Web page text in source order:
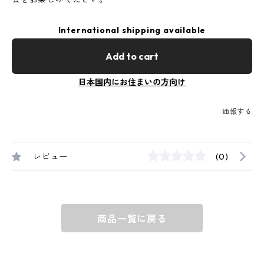
International shipping available
Add to cart
日本国内にお住まいの方向け
通報する
レビュー (0)
商品一覧に戻る